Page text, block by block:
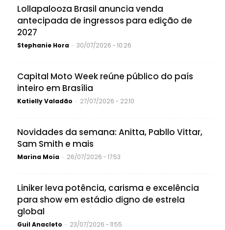
Lollapalooza Brasil anuncia venda
antecipada de ingressos para edição de
2027
Stephanie Hora - 30/07/2026 - 10:26
Capital Moto Week reúne público do país
inteiro em Brasília
Katielly Valadão - 27/07/2026 - 22:10
Novidades da semana: Anitta, Pabllo Vittar,
Sam Smith e mais
Marina Moia - 26/07/2026 - 17:53
Liniker leva potência, carisma e excelência
para show em estádio digno de estrela
global
Guil Anacleto - 23/07/2026 - 11:55